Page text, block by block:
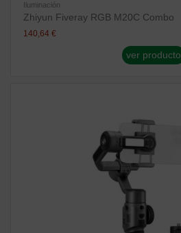
Iluminación
Zhiyun Fiveray RGB M20C Combo
140,64 €
ver producto